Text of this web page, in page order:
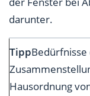
darunter.
Tipp
Hausordnung